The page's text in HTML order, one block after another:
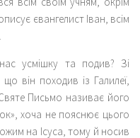
євангелист Іван, всім
усмішку та подив? Зі
він походив із Галилеї,
Письмо називає його
хоча не пояснює цього
на Ісуса, тому й носив